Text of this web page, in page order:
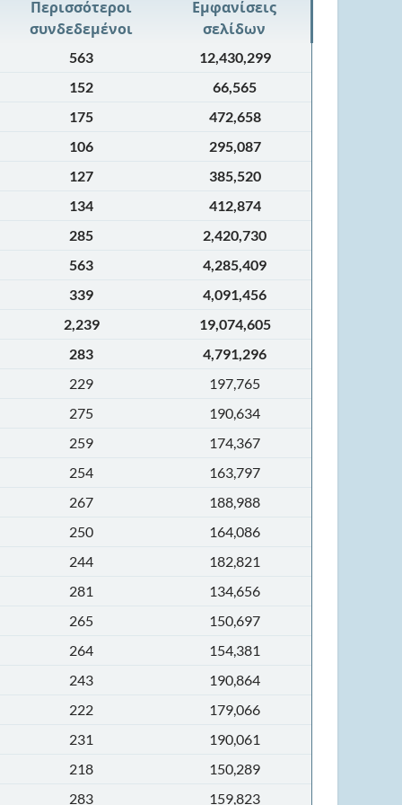
Περισσότεροι
συνδεδεμένοι
Εμφανίσεις
σελίδων
563
12,430,299
152
66,565
175
472,658
106
295,087
127
385,520
134
412,874
285
2,420,730
563
4,285,409
339
4,091,456
2,239
19,074,605
283
4,791,296
229
197,765
275
190,634
259
174,367
254
163,797
267
188,988
250
164,086
244
182,821
281
134,656
265
150,697
264
154,381
243
190,864
222
179,066
231
190,061
218
150,289
283 159,823